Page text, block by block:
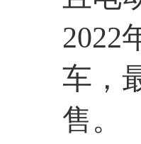
2022
车，
售。